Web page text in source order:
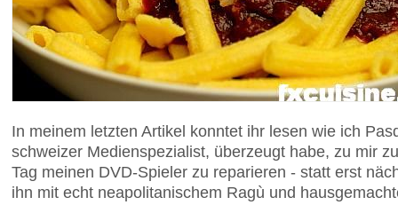
In meinem letzten Artikel konntet ihr lesen wie ich
schweizer Medienspezialist, überzeugt habe, zu mir
Tag meinen DVD-Spieler zu reparieren - statt erst
ihn mit echt neapolitanischem Ragù und